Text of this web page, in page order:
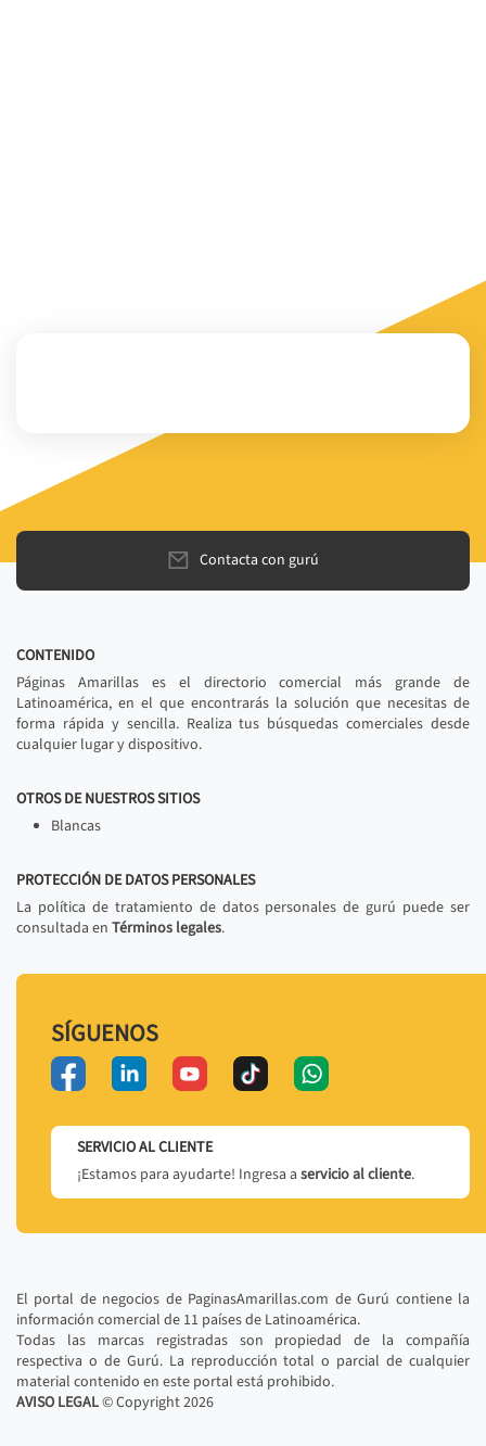
Contacta con gurú
CONTENIDO
Páginas Amarillas es el directorio comercial más grande de
Latinoamérica, en el que encontrarás la solución que necesitas de
forma rápida y sencilla. Realiza tus búsquedas comerciales desde
cualquier lugar y dispositivo.
OTROS DE NUESTROS SITIOS
Blancas
PROTECCIÓN DE DATOS PERSONALES
La política de tratamiento de datos personales de gurú puede ser
consultada en Términos legales.
SÍGUENOS
SERVICIO AL CLIENTE
¡Estamos para ayudarte! Ingresa a servicio al cliente.
El portal de negocios de PaginasAmarillas.com de Gurú contiene la
información comercial de 11 países de Latinoamérica.
Todas las marcas registradas son propiedad de la compañía
respectiva o de Gurú. La reproducción total o parcial de cualquier
material contenido en este portal está prohibido.
AVISO LEGAL© Copyright2026